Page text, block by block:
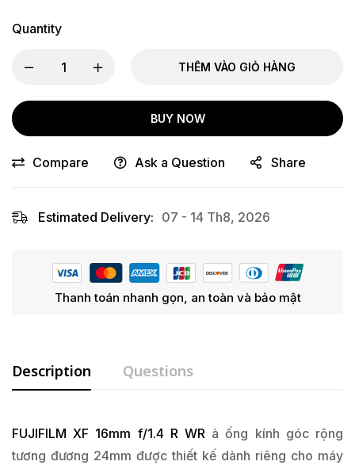
Quantity
THÊM VÀO GIỎ HÀNG
BUY NOW
Compare Ask a Question Share
Estimated Delivery: 07 - 14 Th8, 2026
Thanh toán nhanh gọn, an toàn và bảo mật
Description Questions
FUJIFILM XF 16mm f/1.4 R WR à ống kính góc rộng
tương đương 24mm được thiết kế dành riêng cho máy